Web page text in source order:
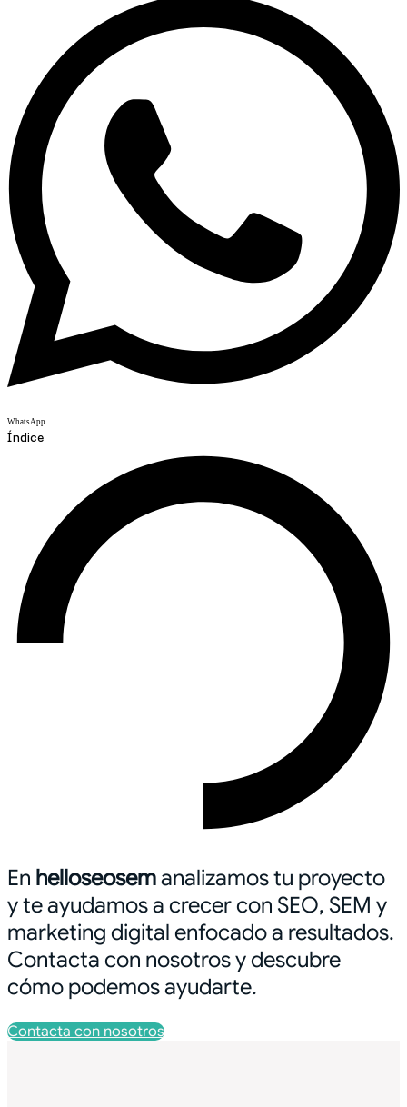
WhatsApp
Índice
En helloseosemanalizamos tu proyecto
y te ayudamos a crecer con SEO, SEM y
marketing digital enfocado a resultados.
Contacta con nosotros y descubre
cómo podemos ayudarte.
Contacta con nosotros